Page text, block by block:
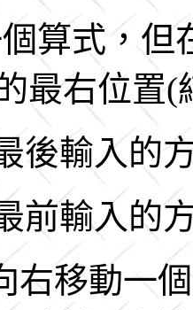
算式，
最右位置(
後輸入的
前輸入的
右移動一